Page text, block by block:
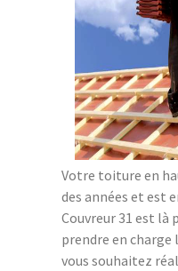
Votre toiture en
des années et est
Couvreur 31 est là
prendre en charge
vous souhaitez